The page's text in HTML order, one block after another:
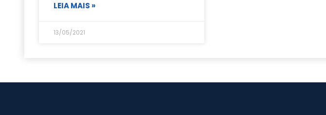
LEIA MAIS »
13/05/2021